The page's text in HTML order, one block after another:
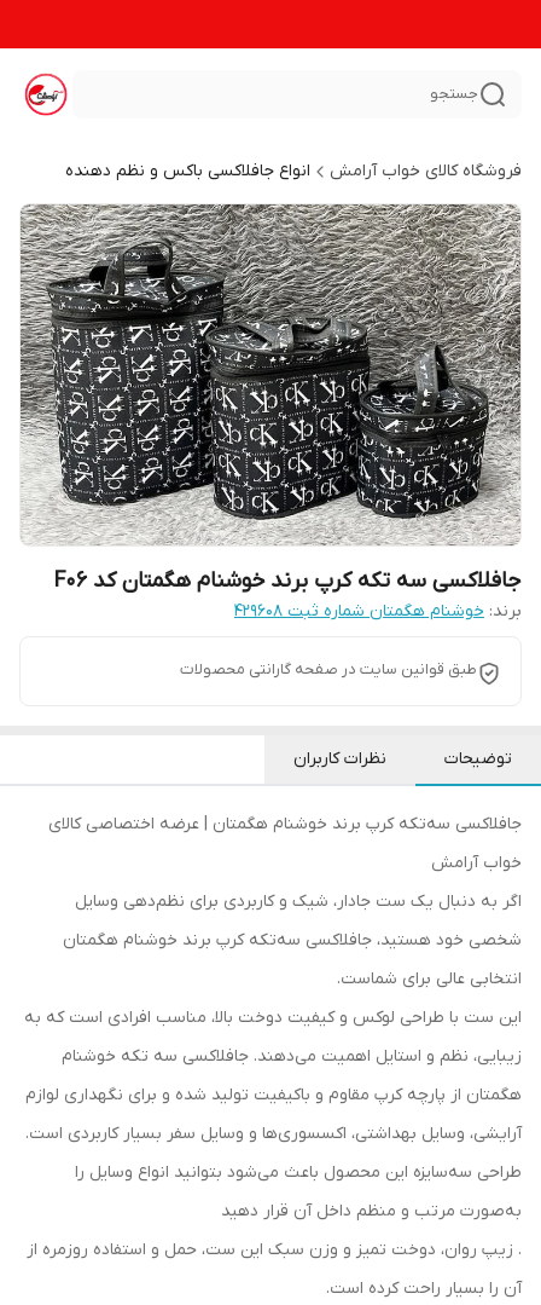
جستجو
فروشگاه کالای خواب آرامش انواع جافلاکسی باکس و نظم دهنده
جافلاکسی سه تکه کرپ برند خوشنام هگمتان کد F06
برند: خوشنام هگمتان شماره ثبت ۴۲۹۶۰۸
طبق قوانین سایت در صفحه گارانتی محصولات
توضیحات نظرات کاربران
جافلاکسی سه‌تکه کرپ برند خوشنام هگمتان | عرضه اختصاصی کالای
خواب آرامش
اگر به دنبال یک ست جادار، شیک و کاربردی برای نظم‌دهی وسایل
شخصی خود هستید، جافلاکسی سه‌تکه کرپ برند خوشنام هگمتان
انتخابی عالی برای شماست.
این ست با طراحی لوکس و کیفیت دوخت بالا، مناسب افرادی است که به
زیبایی، نظم و استایل اهمیت می‌دهند. جافلاکسی سه‌ تکه خوشنام
هگمتان از پارچه کرپ مقاوم و باکیفیت تولید شده و برای نگهداری لوازم
آرایشی، وسایل بهداشتی، اکسسوری‌ها و وسایل سفر بسیار کاربردی است.
طراحی سه‌سایزه این محصول باعث می‌شود بتوانید انواع وسایل را
به‌صورت مرتب و منظم داخل آن قرار دهید
. زیپ روان، دوخت تمیز و وزن سبک این ست، حمل و استفاده روزمره از
آن را بسیار راحت کرده است.